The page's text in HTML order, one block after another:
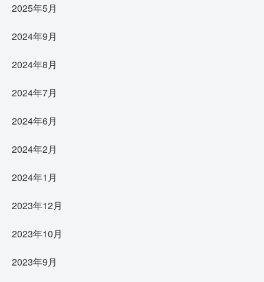
2025年5月
2024年9月
2024年8月
2024年7月
2024年6月
2024年2月
2024年1月
2023年12月
2023年10月
2023年9月